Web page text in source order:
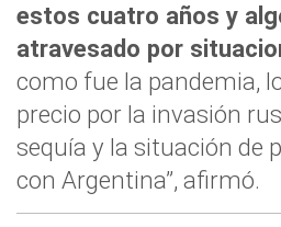
estos cuatro años y
atravesado por
como fue la pandemia,
precio por la invasión
sequía y la situación de
con Argentina”, afirmó.